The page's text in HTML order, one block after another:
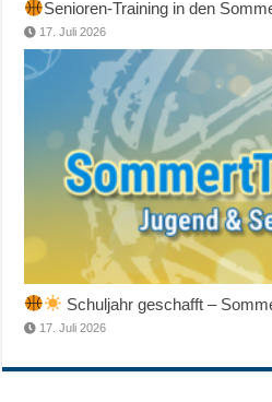
Senioren-Training in den
17. Juli 2026
Schuljahr geschafft –
17. Juli 2026